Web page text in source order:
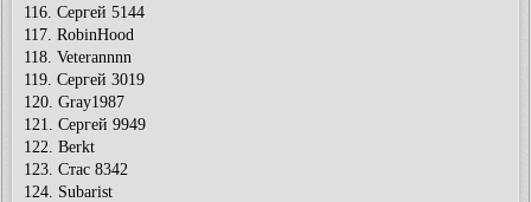
116. Сергей 5144
117. RobinHood
118. Veterannnn
119. Сергей 3019
120. Gray1987
121. Сергей 9949
122. Berkt
123. Стас 8342
124. Subarist